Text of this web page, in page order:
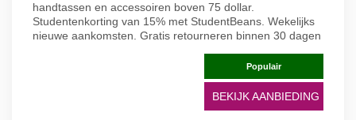
handtassen en accessoiren boven 75 dollar.
Studentenkorting van 15% met StudentBeans. Wekelijks
nieuwe aankomsten. Gratis retourneren binnen 30 dagen
Populair
BEKIJK AANBIEDING